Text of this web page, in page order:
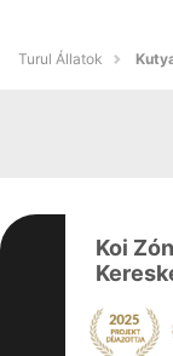
Turul Állatok
Koi